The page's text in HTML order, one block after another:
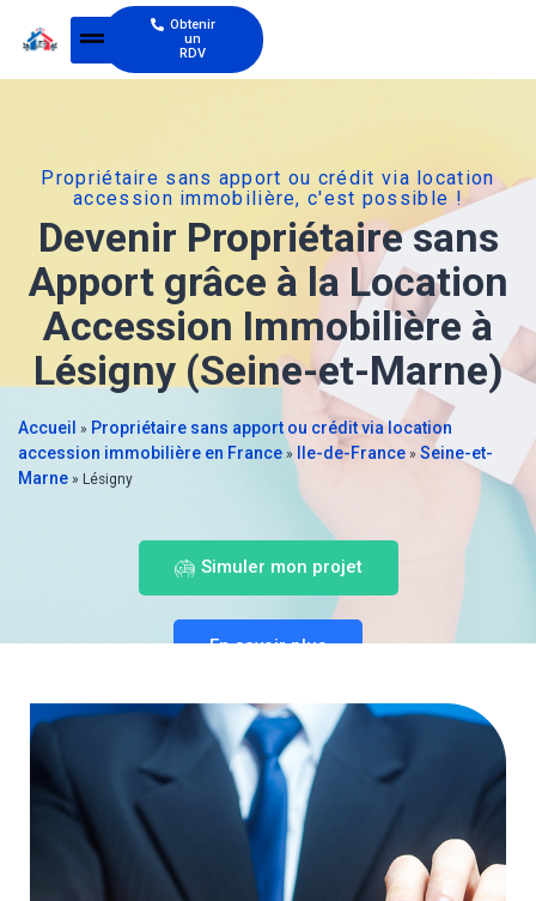
Obtenir
un
RDV
Propriétaire sans apport ou crédit via location
accession immobilière, c'est possible !
Devenir Propriétaire sans
Apport grâce à la Location
Accession Immobilière à
Lésigny (Seine-et-Marne)
Accueil » Propriétaire sans apport ou crédit via location
accession immobilière en France » Ile-de-France » Seine-et-
Marne » Lésigny
Simuler mon projet
En savoir plus